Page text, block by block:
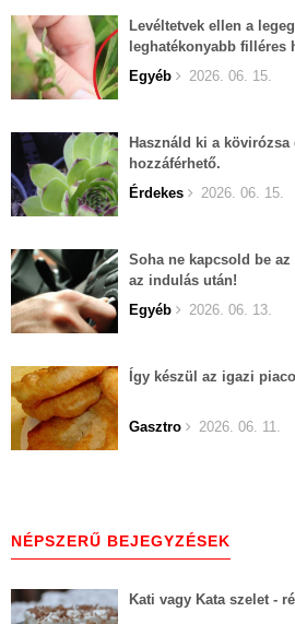
Levéltetvek ellen a
leghatékonyabb filléres
Egyéb
2026. 06. 15.
Használd ki a
hozzáférhető.
Érdekes
2026. 06. 15.
Soha ne kapcsold be
az indulás után!
Egyéb
2026. 06. 13.
Így készül az igazi
Gasztro 2026. 06. 11.
NÉPSZERŰ BEJEGYZÉSEK
Kati vagy Kata szelet -